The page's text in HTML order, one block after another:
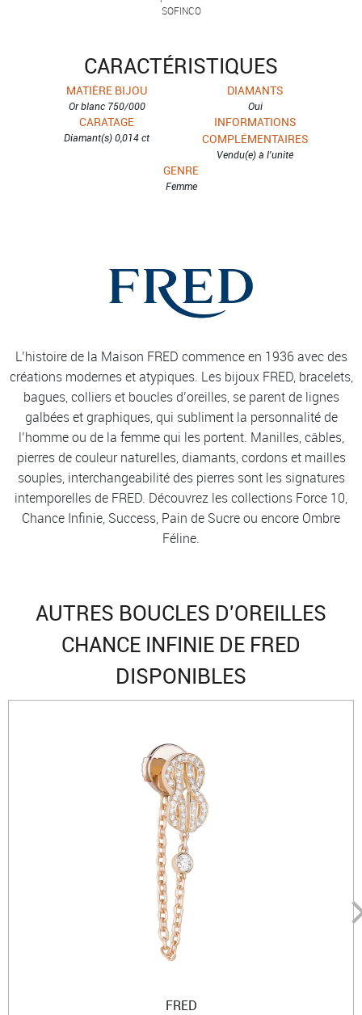
SOFINCO
CARACTÉRISTIQUES
MATIÈRE BIJOU
Or blanc 750/000
DIAMANTS
Oui
CARATAGE
Diamant(s) 0,014 ct
INFORMATIONS
COMPLÉMENTAIRES
Vendu(e) à l'unité
GENRE
Femme
L’histoire de la Maison FRED commence en 1936 avec des
créations modernes et atypiques. Les bijoux FRED, bracelets,
bagues, colliers et boucles d’oreilles, se parent de lignes
galbées et graphiques, qui subliment la personnalité de
l’homme ou de la femme qui les portent. Manilles, câbles,
pierres de couleur naturelles, diamants, cordons et mailles
souples, interchangeabilité des pierres sont les signatures
intemporelles de FRED. Découvrez les collections Force 10,
Chance Infinie, Success, Pain de Sucre ou encore Ombre
Féline.
AUTRES BOUCLES D'OREILLES
CHANCE INFINIE DE FRED
DISPONIBLES
FRED